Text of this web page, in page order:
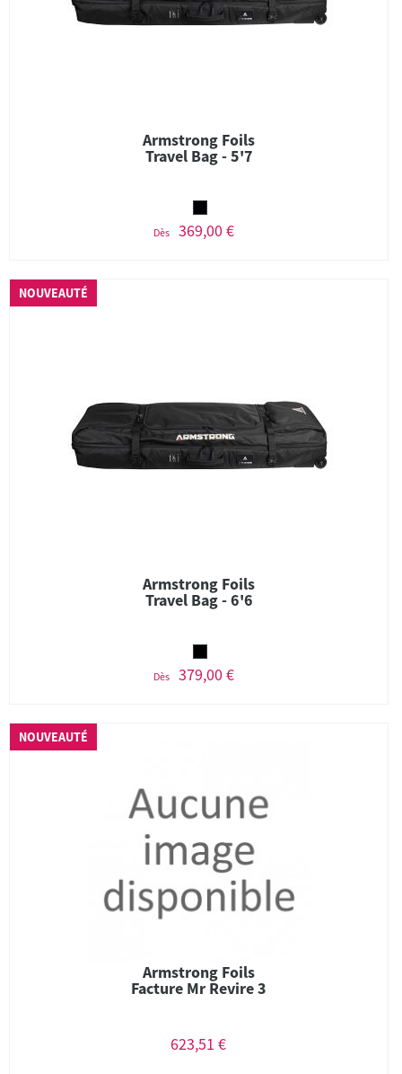
Armstrong Foils
Travel Bag - 5'7
Dès 369,00 €
NOUVEAUTÉ
Armstrong Foils
Travel Bag - 6'6
Dès 379,00 €
NOUVEAUTÉ
Armstrong Foils
Facture Mr Revire 3
623,51 €